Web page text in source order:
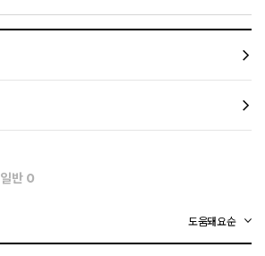
일반 0